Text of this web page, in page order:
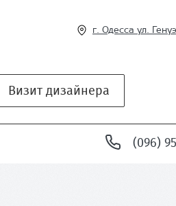
г. Одесса ул.
Визит дизайнера
(096)